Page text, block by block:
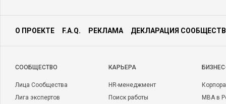
О ПРОЕКТЕ F.A.Q. РЕКЛАМА ДЕКЛАРАЦИЯ
CООБЩЕСТВО
Лица Сообщества
Лига экспертов
КАРЬЕРА
HR-менеджмент
Поиск работы
MBA в